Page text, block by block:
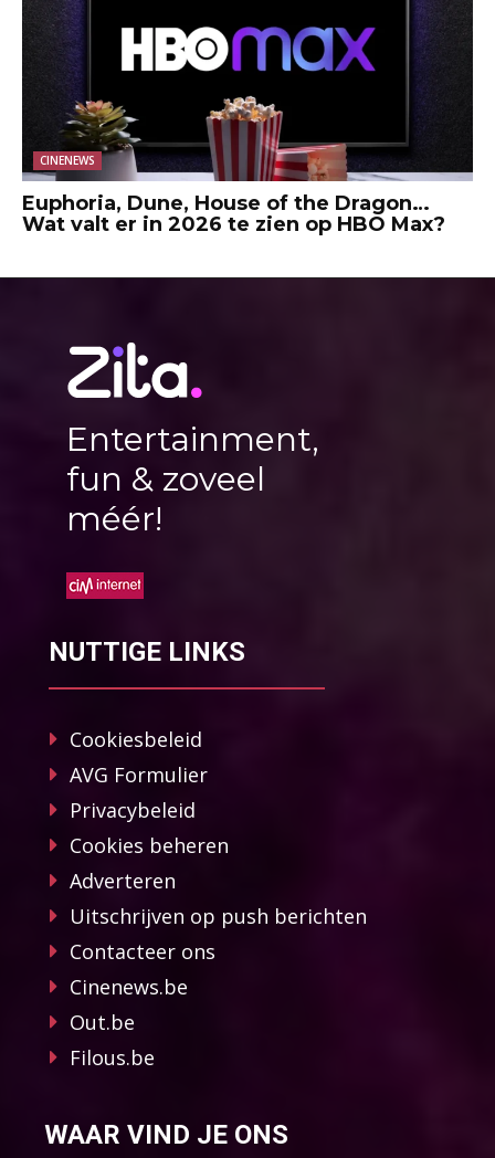
CINENEWS
Euphoria, Dune, House of the Dragon…
Wat valt er in 2026 te zien op HBO Max?
Entertainment,
fun & zoveel
méér!
NUTTIGE LINKS
Cookiesbeleid
AVG Formulier
Privacybeleid
Cookies beheren
Adverteren
Uitschrijven op push berichten
Contacteer ons
Cinenews.be
Out.be
Filous.be
WAAR VIND JE ONS